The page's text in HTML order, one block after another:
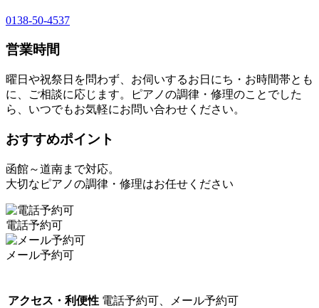
0138-50-4537
営業時間
曜日や祝祭日を問わず、お伺いするお日にち・お時間帯とも
に、ご相談に応じます。ピアノの調律・修理のことでした
ら、いつでもお気軽にお問い合わせください。
おすすめポイント
函館～道南まで対応。
大切なピアノの調律・修理はお任せください
電話予約可
メール予約可
アクセス・利便性 電話予約可、メール予約可